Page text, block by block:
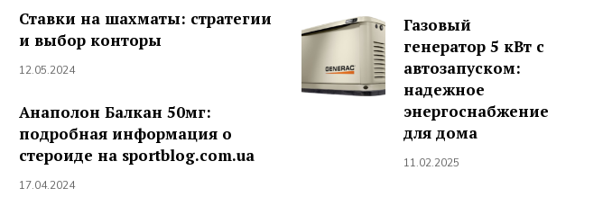
Ставки на шахматы: стратегии
и выбор конторы
12.05.2024
Анаполон Балкан 50мг:
подробная информация о
стероиде на sportblog.com.ua
17.04.2024
Газовый
генератор 5 кВт с
автозапуском:
надежное
энергоснабжение
для дома
11.02.2025